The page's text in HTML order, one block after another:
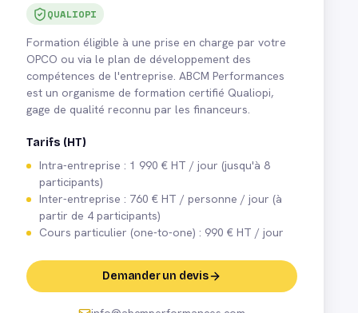
QUALIOPI
Formation éligible à une prise en charge par votre
OPCO ou via le plan de développement des
compétences de l'entreprise. ABCM Performances
est un organisme de formation certifié Qualiopi,
gage de qualité reconnu par les financeurs.
Tarifs (HT)
Intra-entreprise : 1 990 € HT / jour (jusqu'à 8
participants)
Inter-entreprise : 760 € HT / personne / jour (à
partir de 4 participants)
Cours particulier (one-to-one) : 990 € HT / jour
Demander un devis